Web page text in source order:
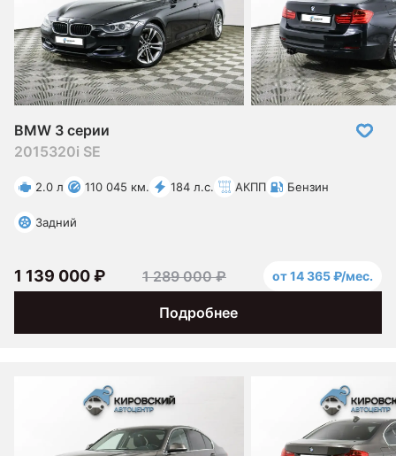
BMW 3 серии
2015320i SE
2.0 л 110 045 км. 184 л.с. АКПП Бензин
Задний
Подробнее
1 139 000 ₽ 1 289 000 ₽ от 14 365 ₽/мес.